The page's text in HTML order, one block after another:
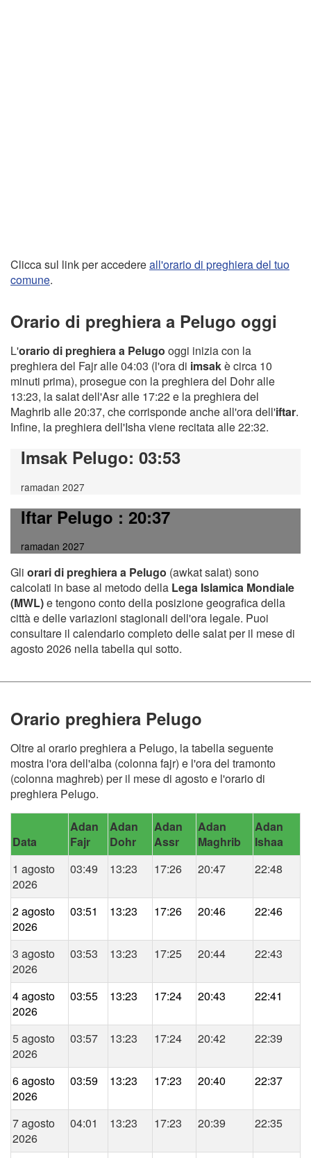
Clicca sul link per accedereall'orario di preghiera del tuo
comune.
Orario di preghiera a Pelugo oggi
L'orario di preghiera a Pelugo oggi inizia con la
preghiera del Fajr alle 04:03 (l'ora di imsakè circa 10
minuti prima), prosegue con la preghiera del Dohr alle
13:23, la salat dell'Asr alle 17:22 e la preghiera del
Maghrib alle 20:37, che corrisponde anche all'ora dell'iftar.
Infine, la preghiera dell'Isha viene recitata alle 22:32.
Imsak Pelugo: 03:53
ramadan 2027
Iftar Pelugo: 20:37
ramadan 2027
Gli orari di preghiera a Pelugo (awkat salat) sono
calcolati in base al metodo della Lega Islamica Mondiale
(MWL)e tengono conto della posizione geografica della
città e delle variazioni stagionali dell'ora legale. Puoi
consultare il calendario completo delle salat per il mese di
agosto 2026 nella tabella qui sotto.
Orario preghiera Pelugo
Oltre al orario preghiera a Pelugo, la tabella seguente
mostra l'ora dell'alba (colonna fajr) e l'ora del tramonto
(colonna maghreb) per il mese di agosto e l'orario di
preghiera Pelugo.
Data
Adan
Fajr
Adan
Dohr
Adan
Assr
Adan
Maghrib
Adan
Ishaa
1 agosto
2026
03:49 13:23 17:26 20:47 22:48
2 agosto
2026
03:51 13:23 17:26 20:46 22:46
3 agosto
2026
03:53 13:23 17:25 20:44 22:43
4 agosto
2026
03:55 13:23 17:24 20:43 22:41
5 agosto
2026
03:57 13:23 17:24 20:42 22:39
6 agosto
2026
03:59 13:23 17:23 20:40 22:37
7 agosto
2026
04:01 13:23 17:23 20:39 22:35